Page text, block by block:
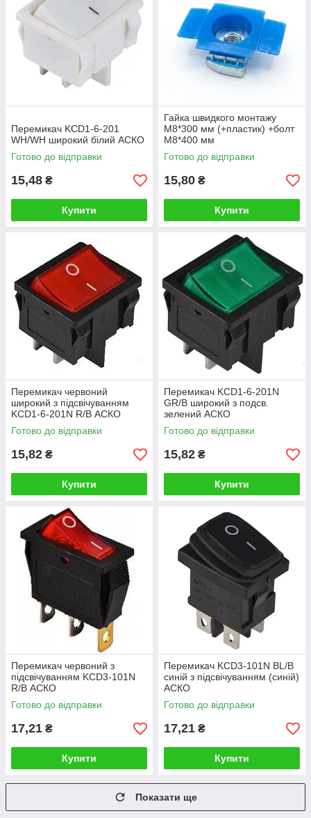
Перемикач KCD1-6-201
WH/WH широкий білий АСКО
Готово до відправки
15,48 ₴
Купити
Гайка швидкого монтажу
M8*300 мм (+пластик) +болт
М8*400 мм
Готово до відправки
15,80 ₴
Купити
Перемикач червоний
широкий з підсвічуванням
KCD1-6-201N R/B АСКО
Готово до відправки
15,82 ₴
Купити
Перемикач KCD1-6-201N
GR/B широкий з подсв.
зелений АСКО
Готово до відправки
15,82 ₴
Купити
Перемикач червоний з
підсвічуванням KCD3-101N
R/B АСКО
Готово до відправки
17,21 ₴
Купити
Перемикач KCD3-101N BL/B
синій з підсвічуванням (синій)
АСКО
Готово до відправки
17,21 ₴
Купити
Показати ще